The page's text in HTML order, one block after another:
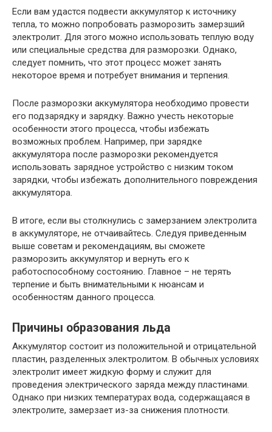
Если вам удастся подвести аккумулятор к источнику
тепла, то можно попробовать разморозить замерзший
электролит. Для этого можно использовать теплую воду
или специальные средства для разморозки. Однако,
следует помнить, что этот процесс может занять
некоторое время и потребует внимания и терпения.
После разморозки аккумулятора необходимо провести
его подзарядку и зарядку. Важно учесть некоторые
особенности этого процесса, чтобы избежать
возможных проблем. Например, при зарядке
аккумулятора после разморозки рекомендуется
использовать зарядное устройство с низким током
зарядки, чтобы избежать дополнительного повреждения
аккумулятора.
В итоге, если вы столкнулись с замерзанием электролита
в аккумуляторе, не отчаивайтесь. Следуя приведенным
выше советам и рекомендациям, вы сможете
разморозить аккумулятор и вернуть его к
работоспособному состоянию. Главное – не терять
терпение и быть внимательными к нюансам и
особенностям данного процесса.
Причины образования льда
Аккумулятор состоит из положительной и отрицательной
пластин, разделенных электролитом. В обычных условиях
электролит имеет жидкую форму и служит для
проведения электрического заряда между пластинами.
Однако при низких температурах вода, содержащаяся в
электролите, замерзает из-за снижения плотности.